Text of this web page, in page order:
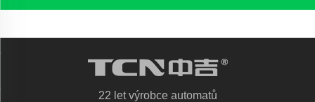
22 let výrobce automatů